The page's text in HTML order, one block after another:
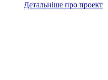
Детальніше про проект